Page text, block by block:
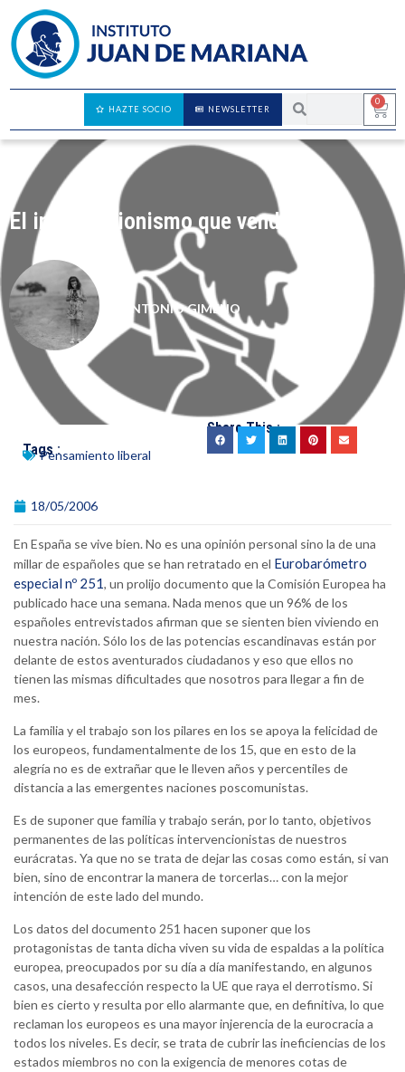
0
NEWSLETTER
HAZTE SOCIO
El intervencionismo que vendrá
ANTONIO GIMENO
Tags :Pensamiento liberal
Share This :
18/05/2006
En España se vive bien. No es una opinión personal sino la de una
millar de españoles que se han retratado en el Eurobarómetro
especial nº 251, un prolijo documento que la Comisión Europea ha
publicado hace una semana. Nada menos que un 96% de los
españoles entrevistados afirman que se sienten bien viviendo en
nuestra nación. Sólo los de las potencias escandinavas están por
delante de estos aventurados ciudadanos y eso que ellos no
tienen las mismas dificultades que nosotros para llegar a fin de
mes.
La familia y el trabajo son los pilares en los se apoya la felicidad de
los europeos, fundamentalmente de los 15, que en esto de la
alegría no es de extrañar que le lleven años y percentiles de
distancia a las emergentes naciones poscomunistas.
Es de suponer que familia y trabajo serán, por lo tanto, objetivos
permanentes de las políticas intervencionistas de nuestros
eurácratas. Ya que no se trata de dejar las cosas como están, si van
bien, sino de encontrar la manera de torcerlas… con la mejor
intención de este lado del mundo.
Los datos del documento 251 hacen suponer que los
protagonistas de tanta dicha viven su vida de espaldas a la política
europea, preocupados por su día a día manifestando, en algunos
casos, una desafección respecto la UE que raya el derrotismo. Si
bien es cierto y resulta por ello alarmante que, en definitiva, lo que
reclaman los europeos es una mayor injerencia de la eurocracia a
todos los niveles. Es decir, se trata de cubrir las ineficiencias de los
estados miembros no con la exigencia de menores cotas de